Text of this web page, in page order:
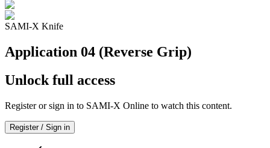
SAMI-X Knife
Application 04 (Reverse Grip)
Unlock full access
Register or sign in to SAMI-X Online to watch this content.
Register / Sign in